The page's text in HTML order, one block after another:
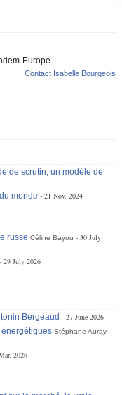
Europe
Contact Isabelle Bourgeois
de scrutin, un modèle de
monde
21 Nov. 2024
russe Céline Bayou
30 July
29 July 2026
Bergeaud
27 June 2026
Stéphane Auray
2026